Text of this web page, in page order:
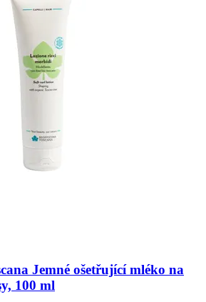
Jemné ošetřující mléko na
100 ml